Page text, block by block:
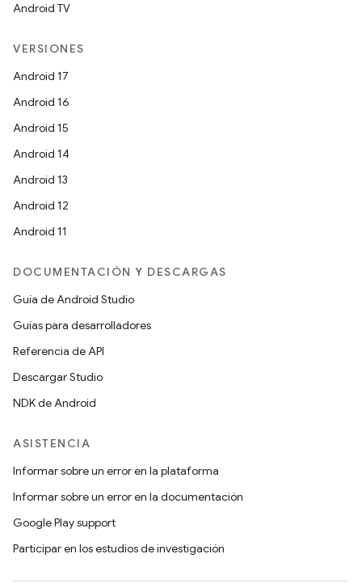
Android TV
VERSIONES
Android 17
Android 16
Android 15
Android 14
Android 13
Android 12
Android 11
DOCUMENTACIÓN Y DESCARGAS
Guía de Android Studio
Guías para desarrolladores
Referencia de API
Descargar Studio
NDK de Android
ASISTENCIA
Informar sobre un error en la plataforma
Informar sobre un error en la documentación
Google Play support
Participar en los estudios de investigación